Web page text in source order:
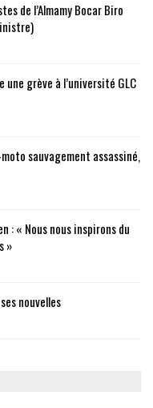
de l’Almamy Bocar Biro
grève à l’université GLC
sauvagement assassiné,
: « Nous nous inspirons du
»
nouvelles